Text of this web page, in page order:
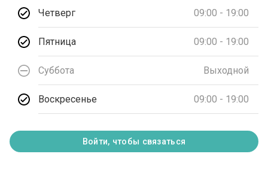
Четверг 09:00 - 19:00
Пятница 09:00 - 19:00
Суббота Выходной
Воскресенье 09:00 - 19:00
Войти, чтобы связаться